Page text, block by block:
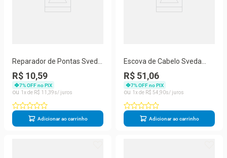
Reparador de Pontas Sveda
Óleo de Rícino 35ml
R$ 10,59
7% OFF no PIX
1
R$ 11 39
Adicionar ao carrinho
Escova de Cabelo Sveda
Hair Térmica Profissional
15mm
R$ 51,06
7% OFF no PIX
1
R$ 54 90
Adicionar ao carrinho